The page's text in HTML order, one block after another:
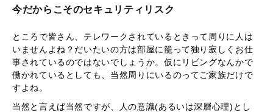
今だからこそのセキュリティリスク
ところで皆さん、テレワークされているときって周りに人は
いませんよね？だいたいの方は部屋に籠って独り寂しくお仕
事されているのではないでしょうか。仮にリビングなんかで
働かれているとしても、当然周りにいるのってご家族だけで
すよね。
当然と言えば当然ですが、人の意識(あるいは深層心理)とし